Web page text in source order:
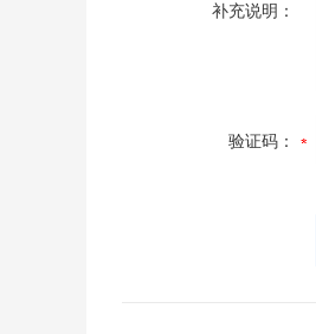
补充说明：
验证码：